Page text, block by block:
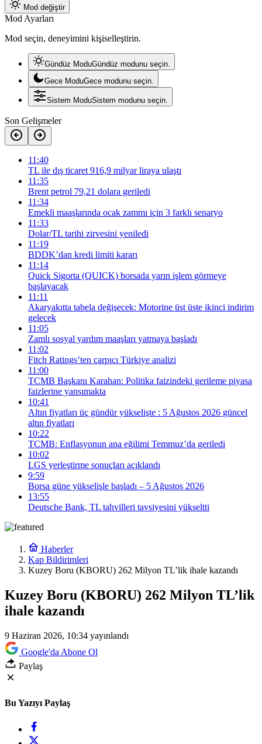
Mod değiştir
Mod Ayarları
Mod seçin, deneyimini kişiselleştirin.
Gündüz ModuGündüz modunu seçin.
Gece ModuGece modunu seçin.
Sistem ModuSistem modunu seçin.
Son Gelişmeler
11:40
TL ile dış ticaret 916,9 milyar liraya ulaştı
11:35
Brent petrol 79,21 dolara geriledi
11:34
Emekli maaşlarında ocak zammı için 3 farklı senaryo
11:33
Dolar/TL tarihi zirvesini yeniledi
11:19
BDDK’dan kredi limiti kararı
11:14
Quick Sigorta (QUICK) borsada yarın işlem görmeye
başlayacak
11:11
Akaryakıtta tabela değişecek: Motorine üst üste ikinci indirim
gelecek
11:05
Zamlı sosyal yardım maaşları yatmaya başladı
11:02
Fitch Ratings’ten çarpıcı Türkiye analizi
11:00
TCMB Başkanı Karahan: Politika faizindeki gerileme piyasa
faizlerine yansımakta
10:41
Altın fiyatları üç gündür yükselişte : 5 Ağustos 2026 güncel
altın fiyatları
10:22
TCMB: Enflasyonun ana eğilimi Temmuz’da geriledi
10:02
LGS yerleştirme sonuçları açıklandı
9:59
Borsa güne yükselişle başladı – 5 Ağustos 2026
13:55
Deutsche Bank, TL tahvilleri tavsiyesini yükseltti
Haberler
Kap Bildirimleri
Kuzey Boru (KBORU) 262 Milyon TL’lik ihale kazandı
Kuzey Boru (KBORU) 262 Milyon TL’lik
ihale kazandı
9 Haziran 2026, 10:34 yayınlandı
Google'da Abone Ol
Paylaş
Bu Yazıyı Paylaş